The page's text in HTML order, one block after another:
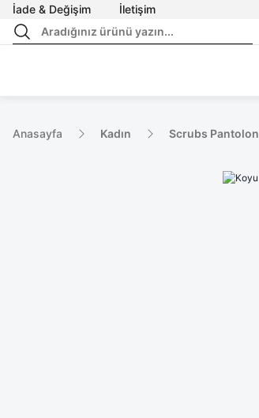
İade & Değişim İletişim
Anasayfa Kadın Scrubs Pantolon